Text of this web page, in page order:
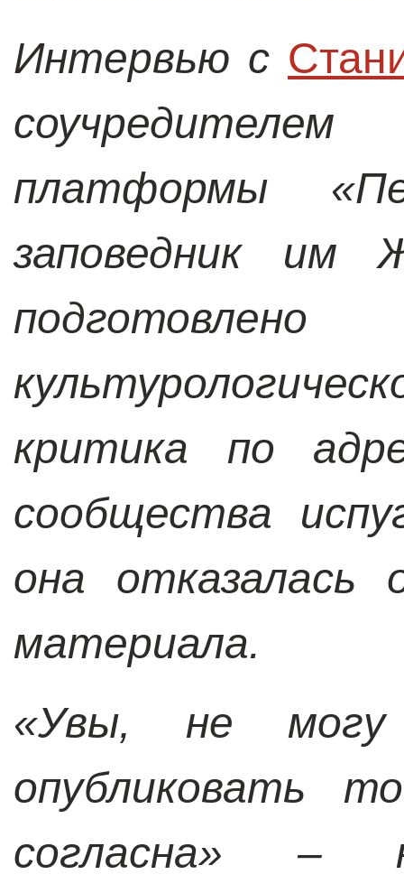
Интервью с
платформы
заповедник им
критика по
сообщества
она отказалась
материала.
«Увы, не
опубликовать
согласна» –